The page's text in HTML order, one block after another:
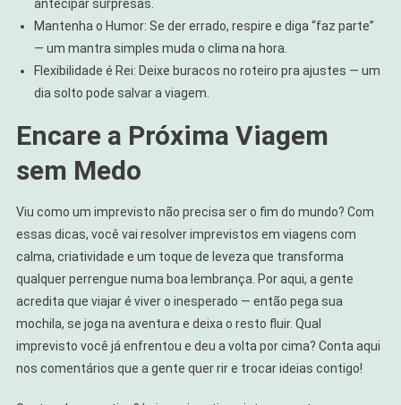
antecipar surpresas.
Mantenha o Humor: Se der errado, respire e diga “faz parte”
— um mantra simples muda o clima na hora.
Flexibilidade é Rei: Deixe buracos no roteiro pra ajustes — um
dia solto pode salvar a viagem.
Encare a Próxima Viagem
sem Medo
Viu como um imprevisto não precisa ser o fim do mundo? Com
essas dicas, você vai resolver imprevistos em viagens com
calma, criatividade e um toque de leveza que transforma
qualquer perrengue numa boa lembrança. Por aqui, a gente
acredita que viajar é viver o inesperado — então pega sua
mochila, se joga na aventura e deixa o resto fluir. Qual
imprevisto você já enfrentou e deu a volta por cima? Conta aqui
nos comentários que a gente quer rir e trocar ideias contigo!